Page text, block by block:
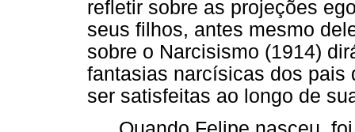
refletir sobre as projeções
seus filhos, antes mesmo
sobre o Narcisismo (1914)
fantasias narcísicas dos pais
ser satisfeitas ao longo de